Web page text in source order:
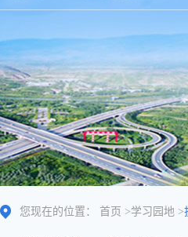
您现在的位置： 首页 >学习园地 >